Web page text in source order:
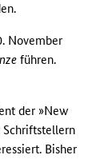
November
führen.
der »New
Bisher